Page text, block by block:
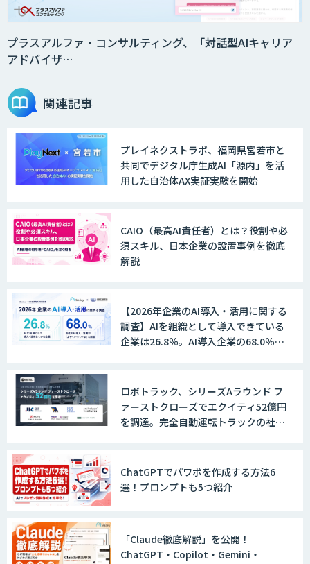
プラスアルファ・コンサルティング、「対話型AIキャリア
アドバイザ…
関連記事
プレイネクストラボ、福岡県宮若市と
共同でデジタル庁生成AI「源内」を活
用した自治体AX実証実験を開始
CAIO（最高AI責任者）とは？役割や必
須スキル、日本企業の設置事例を徹底
解説
【2026年企業のAI導入・活用に関する
調査】AIを組織として導入できている
企業は26.8％。AI導入企業の68.0％
ロボトラック、シリーズAラウンド フ
ァーストクローズでエクイティ52億円
を調達。完全自動運転トラックの社会
ChatGPTでパワポを作成する方法6
選！プロンプトも5つ紹介
「Claude徹底解説」を公開！
ChatGPT・Copilot・Gemini・